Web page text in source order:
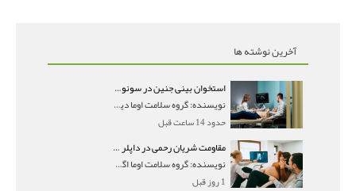
آخرین نوشته ها
استخوان بینی جنین در سونوگرافی؛ دیده نشدن یا دیر تشکیل شدن آن چه معنایی دارد؟
نویسنده: گروه سلامت اوما دیده نشدن استخوان بینی جن
حدود 14 ساعت قبل
مقاومت شریان رحمی در داپلر بارداری؛ PI و RI نرمال و تأثیر آن بر جنین
نویسنده: گروه سلامت اوما اگر در جواب سونوگرافی داپ
1 روز قبل